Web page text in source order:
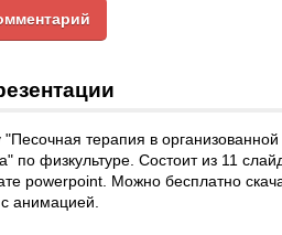
терапия в
по физкультуре. Состоит из 11
powerpoint. Можно бесплатно
анимацией.